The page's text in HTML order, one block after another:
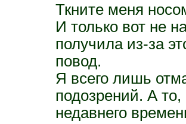
Ткните меня
И только вот не
получила из-за
повод.
Я всего лишь
подозрений. А
недавнего